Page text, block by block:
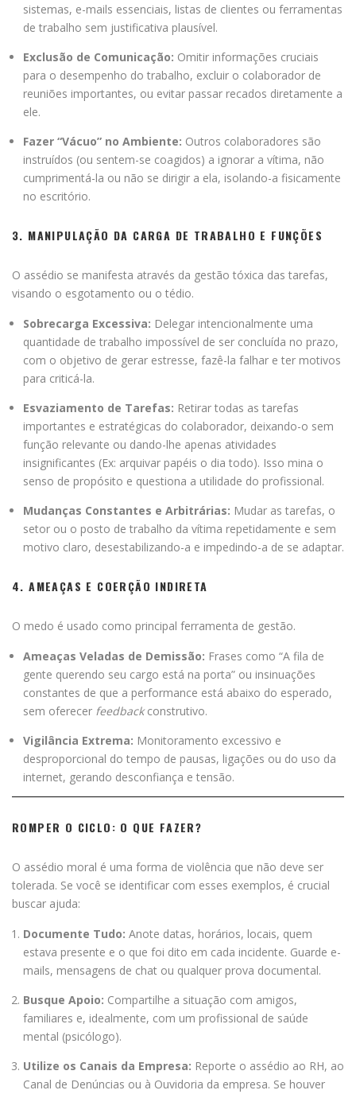
sistemas, e-mails essenciais, listas de clientes ou ferramentas
de trabalho sem justificativa plausível.
Exclusão de Comunicação: Omitir informações cruciais
para o desempenho do trabalho, excluir o colaborador de
reuniões importantes, ou evitar passar recados diretamente a
ele.
Fazer “Vácuo” no Ambiente: Outros colaboradores são
instruídos (ou sentem-se coagidos) a ignorar a vítima, não
cumprimentá-la ou não se dirigir a ela, isolando-a fisicamente
no escritório.
3. MANIPULAÇÃO DA CARGA DE TRABALHO E FUNÇÕES
O assédio se manifesta através da gestão tóxica das tarefas,
visando o esgotamento ou o tédio.
Sobrecarga Excessiva: Delegar intencionalmente uma
quantidade de trabalho impossível de ser concluída no prazo,
com o objetivo de gerar estresse, fazê-la falhar e ter motivos
para criticá-la.
Esvaziamento de Tarefas: Retirar todas as tarefas
importantes e estratégicas do colaborador, deixando-o sem
função relevante ou dando-lhe apenas atividades
insignificantes (Ex: arquivar papéis o dia todo). Isso mina o
senso de propósito e questiona a utilidade do profissional.
Mudanças Constantes e Arbitrárias: Mudar as tarefas, o
setor ou o posto de trabalho da vítima repetidamente e sem
motivo claro, desestabilizando-a e impedindo-a de se adaptar.
4. AMEAÇAS E COERÇÃO INDIRETA
O medo é usado como principal ferramenta de gestão.
Ameaças Veladas de Demissão: Frases como “A fila de
gente querendo seu cargo está na porta” ou insinuações
constantes de que a performance está abaixo do esperado,
sem oferecer feedbackconstrutivo.
Vigilância Extrema: Monitoramento excessivo e
desproporcional do tempo de pausas, ligações ou do uso da
internet, gerando desconfiança e tensão.
ROMPER O CICLO: O QUE FAZER?
O assédio moral é uma forma de violência que não deve ser
tolerada. Se você se identificar com esses exemplos, é crucial
buscar ajuda:
Documente Tudo: Anote datas, horários, locais, quem
estava presente e o que foi dito em cada incidente. Guarde e-
mails, mensagens de chat ou qualquer prova documental.
Busque Apoio: Compartilhe a situação com amigos,
familiares e, idealmente, com um profissional de saúde
mental (psicólogo).
Utilize os Canais da Empresa: Reporte o assédio ao RH, ao
Canal de Denúncias ou à Ouvidoria da empresa. Se houver